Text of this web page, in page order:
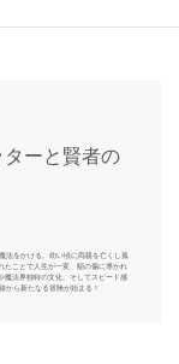
ーと賢者の
法をかける。幼い頃に両親を亡くし孤
たことで人生が一変、額の傷に導かれ
魔法界独特の文化、そしてスピード感
から新たなる冒険が始まる！